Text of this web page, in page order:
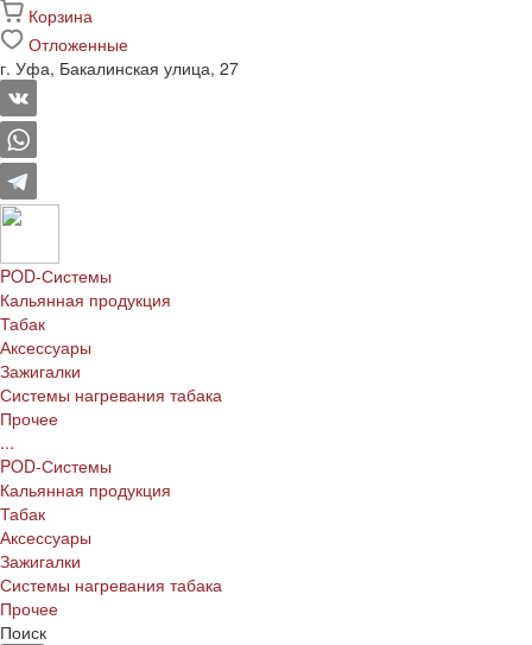
Корзина
Отложенные
г. Уфа, Бакалинская улица, 27
POD-Системы
Кальянная продукция
Табак
Аксессуары
Зажигалки
Системы нагревания табака
Прочее
...
POD-Системы
Кальянная продукция
Табак
Аксессуары
Зажигалки
Системы нагревания табака
Прочее
Поиск